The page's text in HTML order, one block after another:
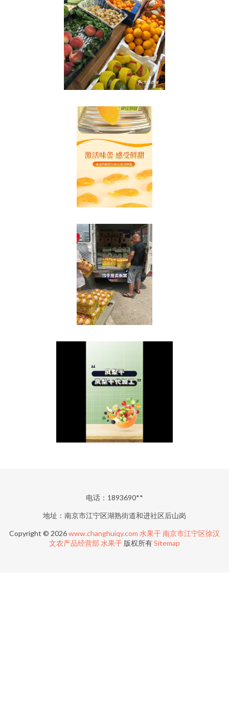
电话：1893690**
地址：南京市江宁区湖熟街道和进社区后山岗
Copyright © 2026www.changhuiqy.com 水果干南京市江宁区徐汉
文农产品经营部 水果干 版权所有Sitemap